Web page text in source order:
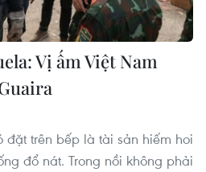
Vị ấm Việt Nam
đặt trên bếp là tài sản hiếm hoi
đổ nát. Trong nồi không phải